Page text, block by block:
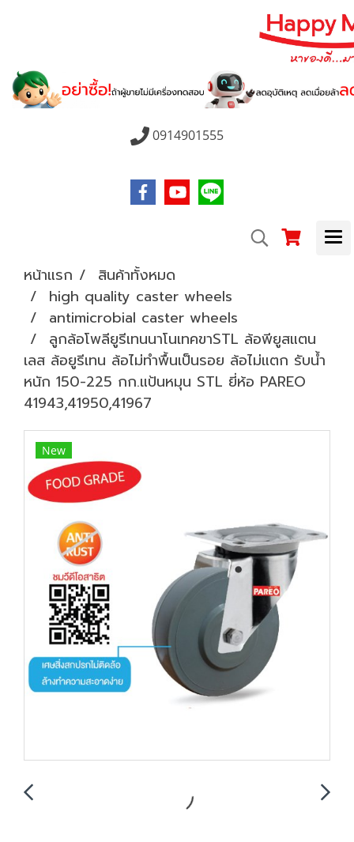
0914901555
หน้าแรก
สินค้าทั้งหมด
high quality caster wheels
antimicrobial caster wheels
ลูกล้อโพลียูรีเทนนาโนเทคขาSTL ล้อพียูสแตน
เลส ล้อยูรีเทน ล้อไม่ทำพื้นเป็นรอย ล้อไม่แตก รับน้ำ
หนัก 150-225 กก.แป้นหมุน STL ยี่ห้อ PAREO
41943,41950,41967
New